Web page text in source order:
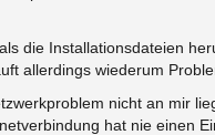
die Installationsdateien
allerdings wiederum
nicht an mir
hat nie einen